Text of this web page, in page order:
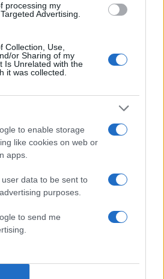
processing my
Advertising.
Collection, Use,
or Sharing of my
Is Unrelated with the
it was collected.
to enable storage
like cookies on web or
apps.
data to be sent to
purposes.
to send me
2000 /2000
Χρήσης της Google.
Ελλάδα
στοGoogle News
όλη την ειδησεογραφία και τα